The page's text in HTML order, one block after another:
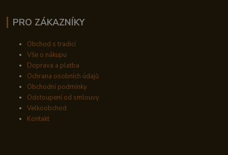
PRO ZÁKAZNÍKY
Obchod s tradicí
Vše o nákupu
Doprava a platba
Ochrana osobních údajů
Obchodní podmínky
Odstoupení od smlouvy
Velkoobchod
Kontakt